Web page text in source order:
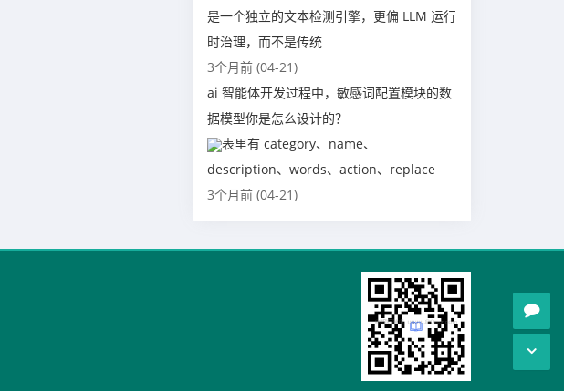
是一个独立的文本检测引擎，更偏 LLM 运行
时治理，而不是传统
3个月前 (04-21)
ai 智能体开发过程中，敏感词配置模块的数
据模型你是怎么设计的？
表里有 category、name、
description、words、action、replace
3个月前 (04-21)